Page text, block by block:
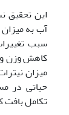
این
سبب
کاهش وزن و
میزان
حیاتی در
تکامل